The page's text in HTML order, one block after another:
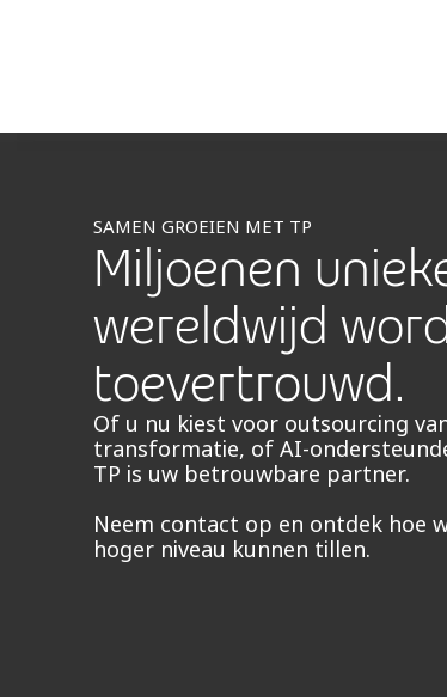
SAMEN GROEIEN MET TP
Miljoenen
wereldwijd
toevertrouwd.
Of u nu kiest voor outsourcing
transformatie, of AI-
TP is uw betrouwbare partner.
Neem contact op en ontdek hoe
hoger niveau kunnen tillen.